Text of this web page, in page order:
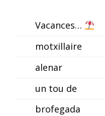
Vacances…
motxillaire
alenar
un tou de
brofegada